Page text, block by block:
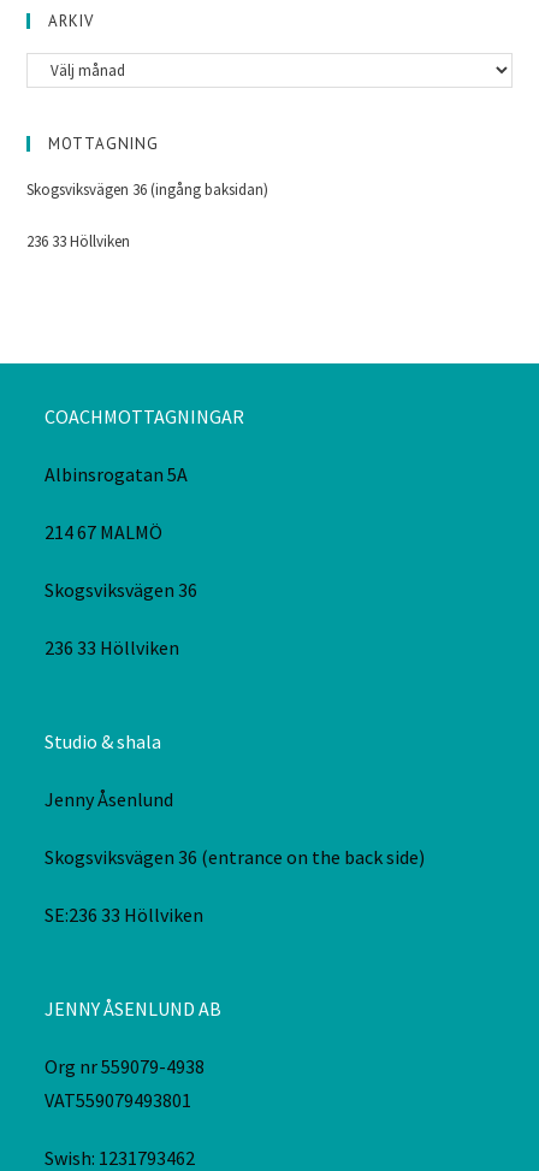
ARKIV
MOTTAGNING
Skogsviksvägen 36 (ingång baksidan)
236 33 Höllviken
COACHMOTTAGNINGAR
Albinsrogatan 5A
214 67 MALMÖ
Skogsviksvägen 36
236 33 Höllviken
Studio & shala
Jenny Åsenlund
Skogsviksvägen 36 (entrance on the back side)
SE:236 33 Höllviken
JENNY ÅSENLUND AB
Org nr 559079-4938
VAT559079493801
Swish: 1231793462